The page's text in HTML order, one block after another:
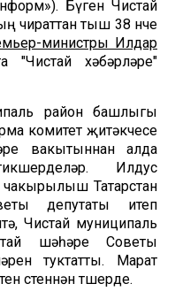
Бүген Чистай
чираттан тыш 38 нче
министры Илдар
"Чистай хәбәрләре"
район башлыгы
комитет җитәкчесе
вакытыннан алда
Илдус
Татарстан
депутаты итеп
Чистай муниципаль
шәһәре Советы
туктатты. Марат
өстеннән төшерде.